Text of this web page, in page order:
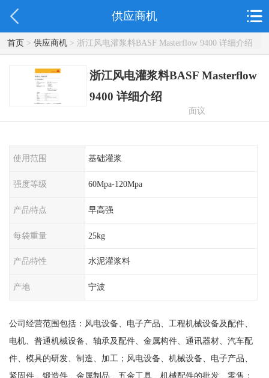
供应商机
首页> 供应商机> 浙江风电灌浆料BASF Masterflow 9400 详细介绍
浙江风电灌浆料BASF Masterflow
9400 详细介绍
面议
使用范围 基础灌浆
强度等级 60Mpa-120Mpa
产品特点 早高强
每袋重量 25kg
产品特性 水泥灌浆料
产地 宁波
公司经营范围包括：风电设备、电子产品、工程机械设备及配件、
电机、普通机械设备、轴承及配件、金属构件、通讯器材、汽车配
件、模具的研发、制造、加工；风电设备、机械设备、电子产品、
紧固件、锻造件、金属制品、五金工具、机械配件的批发、零售；